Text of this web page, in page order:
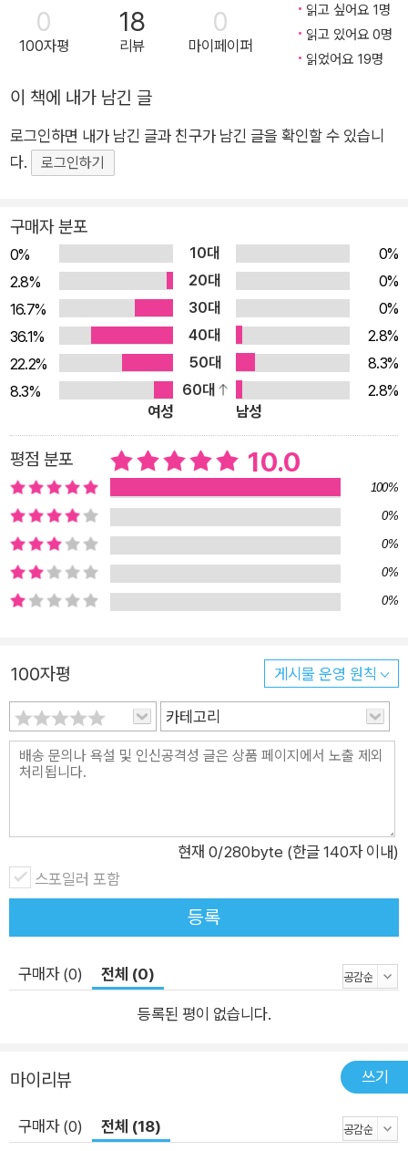
아해서 좋아하는 모든 것을 숨기느라 바빴습니다. 게다가 니코가
엄마랑 놀면 어떻게 하죠? 살리는 결국 엄마도 옷장에 숨겨버립
니다. 니코가 돌아갈 때까지 엄마는 침대에서 쉬면 되니까요. 니
코가 도착하자 모든 것이 절정에 달하고, 살리는 다른 친구 에바
요! 모든 것을 숨기고 나서야 살리는 옷장 속 물건들이 바깥에 있
을 때 더 재미있을지도 모른다는 의심을 하게 되지요. 아직 자기
미있는 접근 방식은 좋아하는 모든 것을 숨기는 것이 얼마나 복잡
한 일인지 보여줍니다. 결국, 공유를 시도하는 것이 더 쉬울 수도
있습니다. 좋아하는 것을 공유하고 함께 노는 법을 배우는 귀여운
아이 이야기입니다. 스웨덴의 유명 그림책 작가 클라라 페르손의
재미있고 생각하게 하는 글과 이를 직관적으로 재미있게 묘사한
샬론 라멜의 협업이 돋보이는 그림책입니다.
0
100자평
18
리뷰
0
마이페이퍼
읽고 싶어요 1명
읽고 있어요 0명
읽었어요 19명
이 책에 내가 남긴 글
로그인하면 내가 남긴 글과 친구가 남긴 글을 확인할 수 있습니
다.
로그인하기
구매자 분포
0% 10대
0%
2.8%
20대
0%
16.7%
30대
0%
36.1%
40대
2.8%
22.2%
50대
8.3%
8.3%
60대
2.8%
여성
남성
평점 분포 10.0
100%
0%
0%
0%
0%
100자평 게시물 운영 원칙
카테고리
현재 0/280byte (한글 140자 이내)
스포일러 포함
등록
구매자 (0) 전체 (0)
등록된 평이 없습니다.
마이리뷰 쓰기
구매자 (0) 전체 (18)